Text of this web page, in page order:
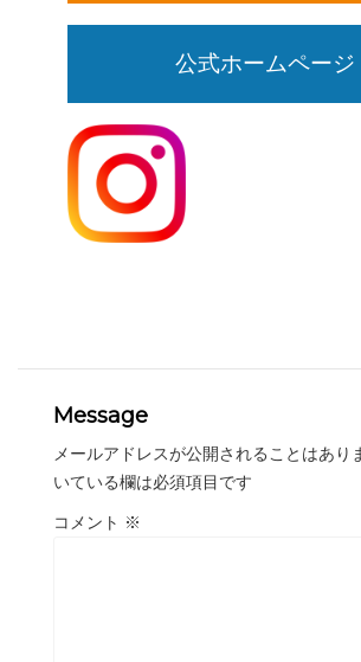
公式ホームページ
Message
メールアドレスが公開されることはあり
いている欄は必須項目です
コメント ※